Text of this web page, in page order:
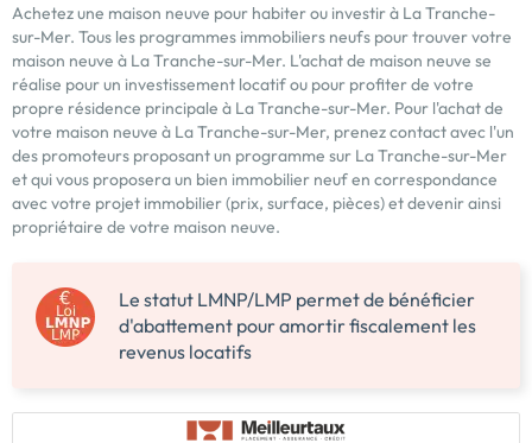
Achetez une maison neuve pour habiter ou investir à La Tranche-
sur-Mer. Tous les programmes immobiliers neufs pour trouver votre
maison neuve à La Tranche-sur-Mer. L'achat de maison neuve se
réalise pour un investissement locatif ou pour profiter de votre
propre résidence principale à La Tranche-sur-Mer. Pour l'achat de
votre maison neuve à La Tranche-sur-Mer, prenez contact avec l'un
des promoteurs proposant un programme sur La Tranche-sur-Mer
et qui vous proposera un bien immobilier neuf en correspondance
avec votre projet immobilier (prix, surface, pièces) et devenir ainsi
propriétaire de votre maison neuve.
Le statut LMNP/LMP permet de bénéficier
d'abattement pour amortir fiscalement les
revenus locatifs